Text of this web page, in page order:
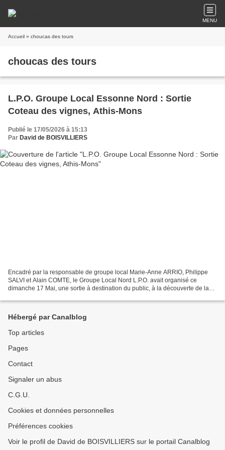
MENU
Accueil » choucas des tours
choucas des tours
L.P.O. Groupe Local Essonne Nord : Sortie
Coteau des vignes, Athis-Mons
Publié le 17/05/2026 à 15:13
Par David de BOISVILLIERS
Encadré par la responsable de groupe local Marie-Anne ARRIO, Philippe
SALVI et Alain COMTE, le Groupe Local Nord L.P.O. avait organisé ce
dimanche 17 Mai, une sortie à destination du public, à la découverte de la
Hébergé par Canalblog
Top articles
Pages
Contact
Signaler un abus
C.G.U.
Cookies et données personnelles
Préférences cookies
Voir le profil de David de BOISVILLIERS sur le portail Canalblog